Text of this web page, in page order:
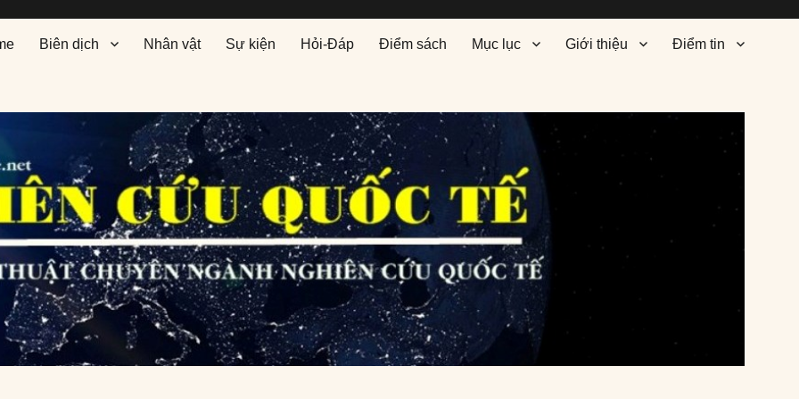
Biên dịch Nhân vật Sự kiện Hỏi-Đáp Điểm sách Mục lục Giới thiệu Điểm tin